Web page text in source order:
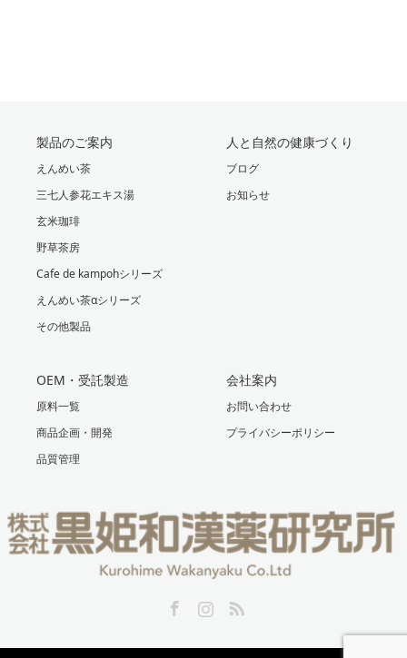
製品のご案内
えんめい茶
三七人参花エキス湯
玄米珈琲
野草茶房
Cafe de kampohシリーズ
えんめい茶αシリーズ
その他製品
人と自然の健康づくり
ブログ
お知らせ
OEM・受託製造
原料一覧
商品企画・開発
品質管理
会社案内
お問い合わせ
プライバシーポリシー